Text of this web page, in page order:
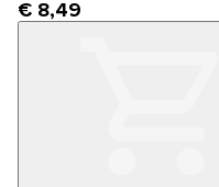
€ 8,49